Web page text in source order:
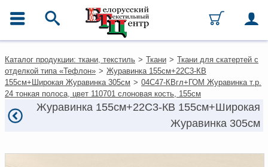
Каталог
Ткани
Домашний текстиль
Одежда
Ковры
Каталог продукции: ткани, текстиль > Ткани > Ткани для скатертей с
отделкой типа «Тефлон» > Журавинка 155см+22С3-КВ
155см+Широкая Журавинка 305см > 04С47-КВгл+ГОМ Журавинка т.р.
24 тонкая полоса, цвет 110701 слоновая кость, 155см
Журавинка 155см+22С3-КВ 155см+Широкая
Журавинка 305см